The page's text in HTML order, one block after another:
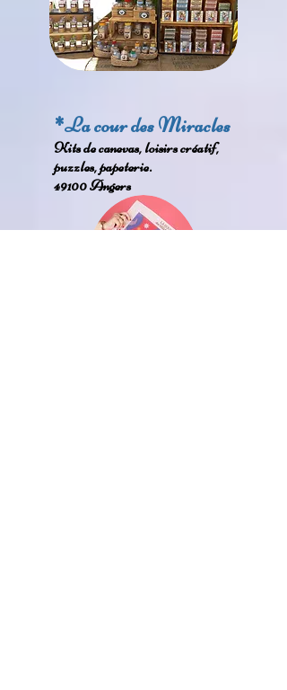
*La cour des Miracles
Kits de canevas, loisirs créatif,
puzzles, papeterie.
49100 Angers